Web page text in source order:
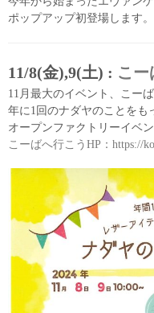
ポップアップ初登場します。
11/8(金),9(土) : こー
11月最大のイベント、こー
年に1回のナダヤのことをも
オープンファクトリーイベン
こーばへ行こうHP：https://